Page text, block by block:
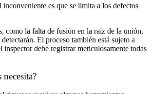
es que se limita a los defectos
como la falta de fusión en la raíz de la unión,
El proceso también está sujeto a
inspector debe registrar meticulosamente todas
necesita?